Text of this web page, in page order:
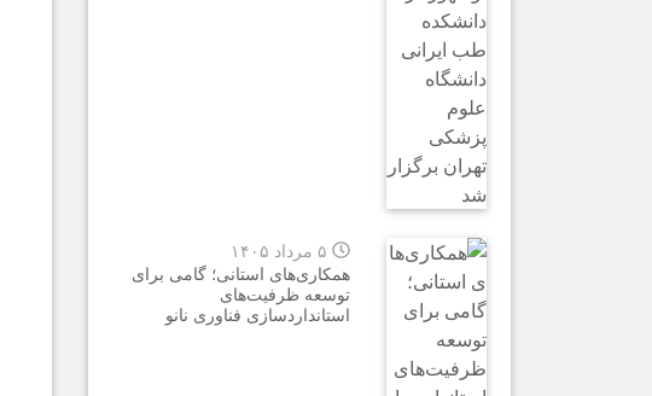
۵ مرداد ۱۴۰۵
همکاری‌های استانی؛ گامی برای
توسعه ظرفیت‌های
استانداردسازی فناوری نانو